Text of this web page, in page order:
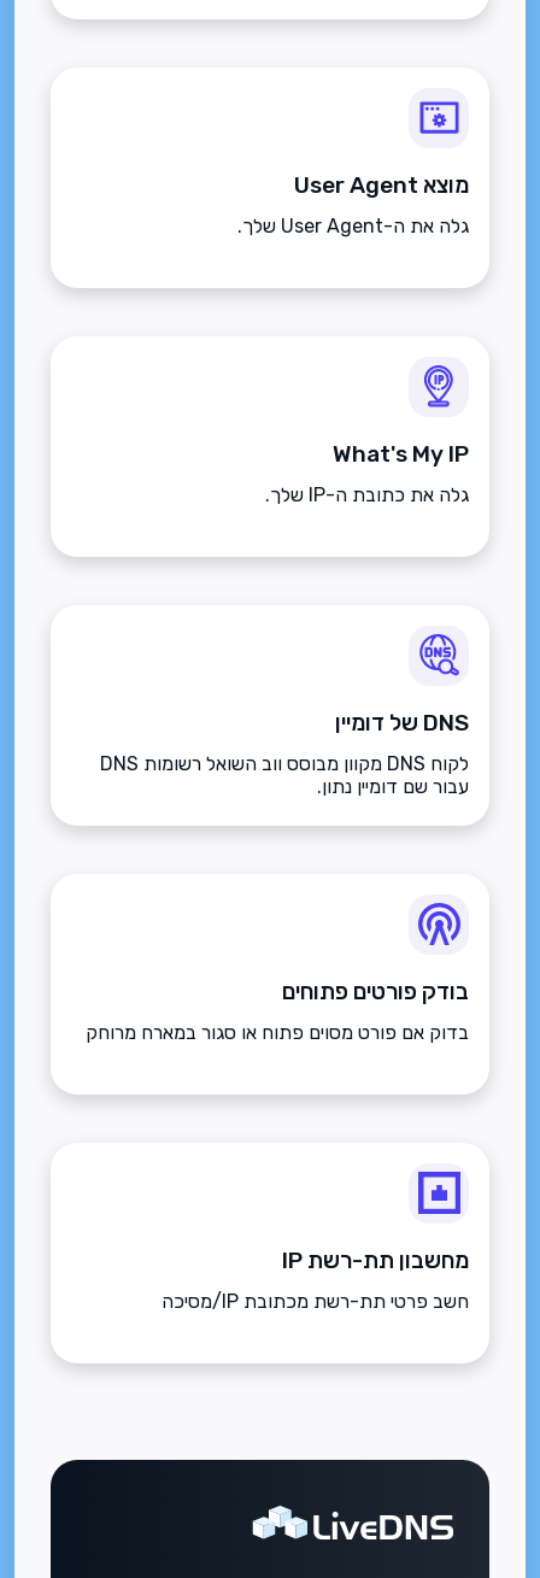
מוצא User Agent
גלה את ה-User Agent שלך.
What's My IP
גלה את כתובת ה-IP שלך.
DNS של דומיין
לקוח DNS מקוון מבוסס ווב השואל רשומות DNS
עבור שם דומיין נתון.
בודק פורטים פתוחים
בדוק אם פורט מסוים פתוח או סגור במארח מרוחק
מחשבון תת-רשת IP
חשב פרטי תת-רשת מכתובת IP/מסיכה